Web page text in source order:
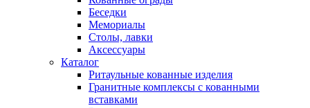
Беседки
Мемориалы
Столы, лавки
Аксессуары
Каталог
Ритаульные кованные изделия
Гранитные комплексы с кованными
вставками